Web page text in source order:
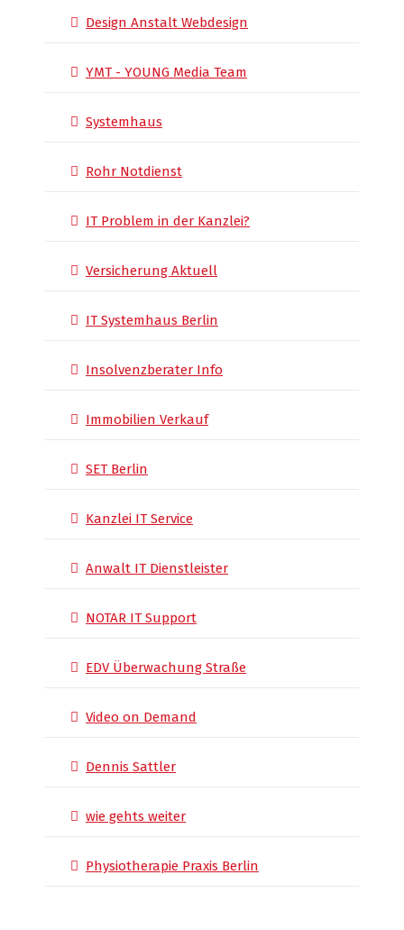
Design Anstalt Webdesign
YMT - YOUNG Media Team
Systemhaus
Rohr Notdienst
IT Problem in der Kanzlei?
Versicherung Aktuell
IT Systemhaus Berlin
Insolvenzberater Info
Immobilien Verkauf
SET Berlin
Kanzlei IT Service
Anwalt IT Dienstleister
NOTAR IT Support
EDV Überwachung Straße
Video on Demand
Dennis Sattler
wie gehts weiter
Physiotherapie Praxis Berlin